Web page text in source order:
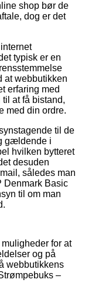
shop bør de
dog er det
typisk er en
at webbutikken
erfaring med
at få bistand,
med din ordre.
til de
gældende i
hvilken bytteret
desuden
således man
Denmark Basic
til om man
for at
og på
webbutikkens
–